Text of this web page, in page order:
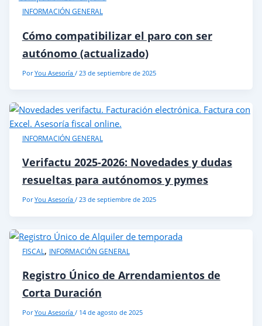
INFORMACIÓN GENERAL
Cómo compatibilizar el paro con ser
autónomo (actualizado)
PorYou Asesoría / 23 de septiembre de 2025
INFORMACIÓN GENERAL
Verifactu 2025-2026: Novedades y dudas
resueltas para autónomos y pymes
PorYou Asesoría / 23 de septiembre de 2025
FISCAL, INFORMACIÓN GENERAL
Registro Único de Arrendamientos de
Corta Duración
PorYou Asesoría / 14 de agosto de 2025